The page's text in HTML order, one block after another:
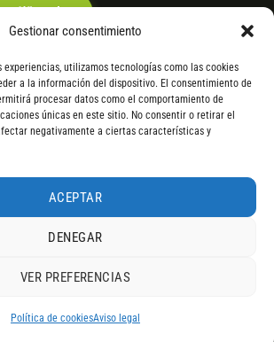
Gestionar consentimiento
experiencias, utilizamos tecnologías como las cookies
a la información del dispositivo. El consentimiento de
procesar datos como el comportamiento de
únicas en este sitio. No consentir o retirar el
negativamente a ciertas características y
ACEPTAR
DENEGAR
VER PREFERENCIAS
Política de cookiesAviso legal
legal Política de cookies
Transferencia Cofidis
hasta 18 meses y 7% a 24 meses. Consulta
inmediata se envían 24 h laborables tras el
devuelve el importe sin coste. La información de
otros equivalentes o superiores.RESEÑAS DE